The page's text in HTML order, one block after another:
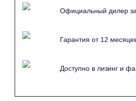
Возможные двигатели: Deutz,
(на выбор клиента).
Официальный дилер
Гарантия от 12
Доступно в лизинг и